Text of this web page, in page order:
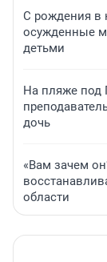
С рождения в
осужденные
детьми
На пляже под
дочь
«Вам зачем
области